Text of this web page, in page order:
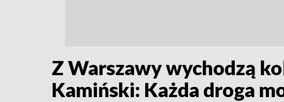
Z Warszawy wychodzą
Kamiński: Każda droga